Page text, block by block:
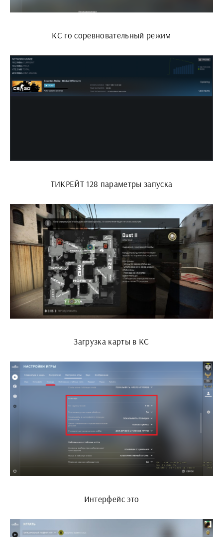
КС го соревновательный режим
ТИКРЕЙТ 128 параметры запуска
Загрузка карты в КС
Интерфейс это